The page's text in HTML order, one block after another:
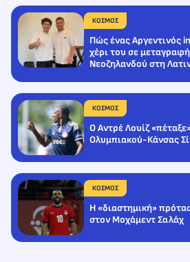
ΚΟΣΜΟΣ
Πώς ένας Αργεντινός
χέρι του σε
Νεοζηλανδού στη
ΚΟΣΜΟΣ
Ο Αντρέ Λουίζ
Ολυμπιακού-Κάνσας
ΚΟΣΜΟΣ
Η «διαστημική»
στον Μοχάμεντ Σαλάχ